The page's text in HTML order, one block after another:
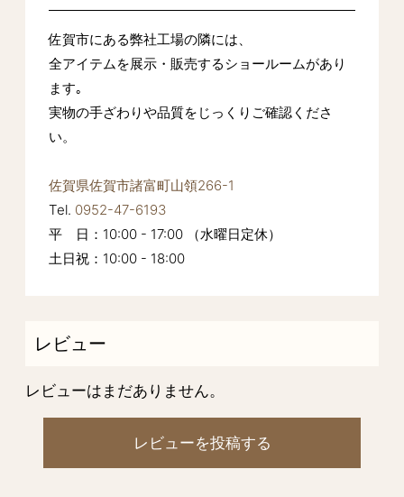
佐賀市にある弊社工場の隣には、
全アイテムを展示・販売するショールームがあり
ます｡
実物の手ざわりや品質をじっくりご確認くださ
い。
佐賀県佐賀市諸富町山領266-1
Tel. 0952-47-6193
平 日：10:00 - 17:00 （水曜日定休）
土日祝：10:00 - 18:00
レビュー
レビューはまだありません。
レビューを投稿する